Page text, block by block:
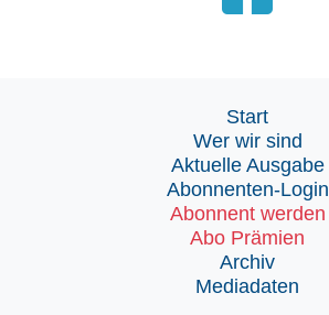
Start
Wer wir sind
Aktuelle Ausgabe
Abonnenten-Login
Abonnent werden
Abo Prämien
Archiv
Mediadaten